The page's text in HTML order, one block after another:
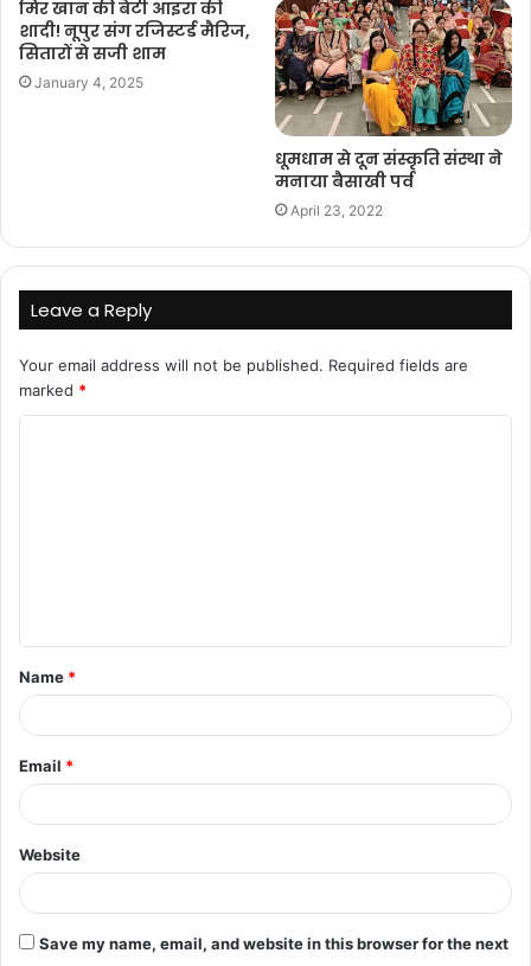
मिर खान की बेटी आइरा की
शादी! नूपुर संग रजिस्टर्ड मैरिज,
सितारों से सजी शाम
January 4, 2025
धूमधाम से दून संस्कृति संस्था ने
मनाया बैसाखी पर्व
April 23, 2022
Leave a Reply
Your email address will not be published. Required fields are
marked *
t
*
Name *
Email *
Website
Save my name, email, and website in this browser for the next